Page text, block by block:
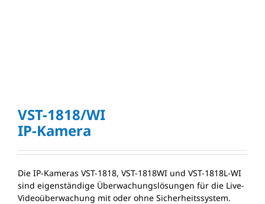
VST-1818/WI
IP-Kamera
Die IP-Kameras VST-1818, VST-1818WI und VST-1818L-WI
sind eigenständige Überwachungslösungen für die Live-
Videoüberwachung mit oder ohne Sicherheitssystem.